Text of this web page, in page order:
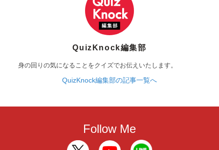
QuizKnock編集部
身の回りの気になることをクイズでお伝えいたします。
QuizKnock編集部の記事一覧へ
Follow Me